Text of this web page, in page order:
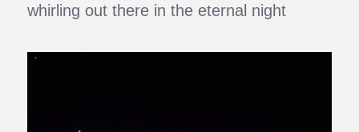
whirling out there in the eternal night